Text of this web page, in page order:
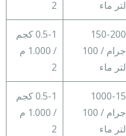
لتر ماء
2
150-200
جرام / 100
لتر ماء
0.5-1 كجم
/ 1.000 م
2
1000-15
جرام / 100
لتر ماء
0.5-1 كجم
/ 1.000 م
2